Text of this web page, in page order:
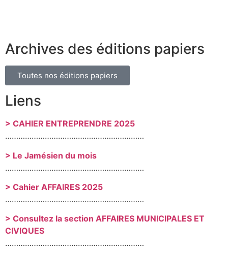
Archives des éditions papiers
Toutes nos éditions papiers
Liens
> CAHIER ENTREPRENDRE 2025
………………………………………………………
> Le Jamésien du mois
………………………………………………………
> Cahier AFFAIRES 2025
………………………………………………………
> Consultez la section AFFAIRES MUNICIPALES ET
CIVIQUES
………………………………………………………